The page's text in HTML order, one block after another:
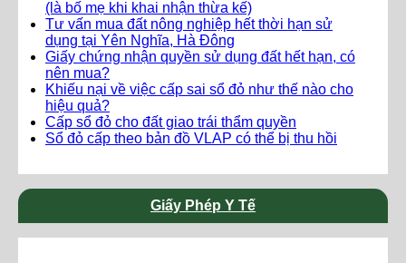
(là bố mẹ khi khai nhận thừa kế)
Tư vấn mua đất nông nghiệp hết thời hạn sử
dụng tại Yên Nghĩa, Hà Đông
Giấy chứng nhận quyền sử dụng đất hết hạn, có
nên mua?
Khiếu nại về việc cấp sai sổ đỏ như thế nào cho
hiệu quả?
Cấp sổ đỏ cho đất giao trái thẩm quyền
Sổ đỏ cấp theo bản đồ VLAP có thể bị thu hồi
Giấy Phép Y Tế